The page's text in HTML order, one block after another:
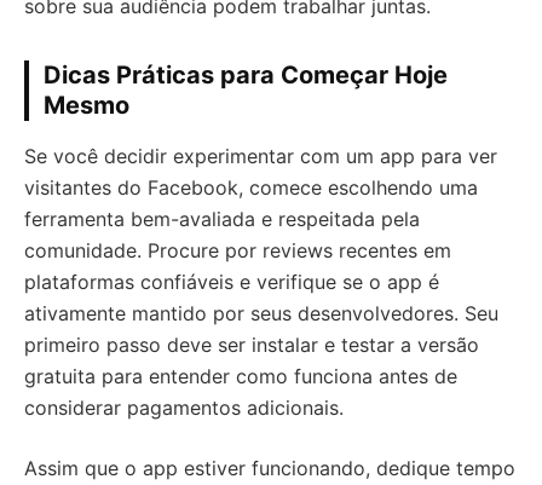
sobre sua audiência podem trabalhar juntas.
Dicas Práticas para Começar Hoje
Mesmo
Se você decidir experimentar com um app para ver
visitantes do Facebook, comece escolhendo uma
ferramenta bem-avaliada e respeitada pela
comunidade. Procure por reviews recentes em
plataformas confiáveis e verifique se o app é
ativamente mantido por seus desenvolvedores. Seu
primeiro passo deve ser instalar e testar a versão
gratuita para entender como funciona antes de
considerar pagamentos adicionais.
Assim que o app estiver funcionando, dedique tempo